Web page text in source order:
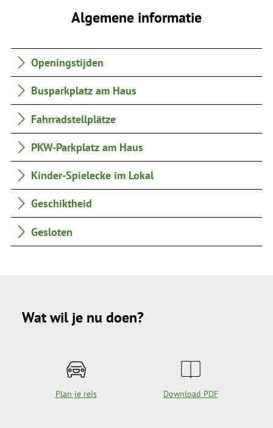
Algemene informatie
Openingstijden
Busparkplatz am Haus
Fahrradstellplätze
PKW-Parkplatz am Haus
Kinder-Spielecke im Lokal
Geschiktheid
Gesloten
Wat wil je nu doen?
Plan je reis Download PDF